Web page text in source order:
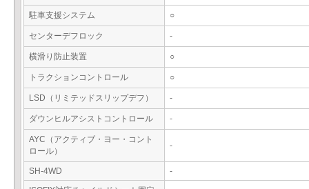
駐車支援システム ○
センターデフロック -
横滑り防止装置 ○
トラクションコントロール ○
LSD（リミテッドスリップデフ） -
ダウンヒルアシストコントロール -
AYC（アクティブ・ヨー・コント
ロール）
-
SH-4WD
-